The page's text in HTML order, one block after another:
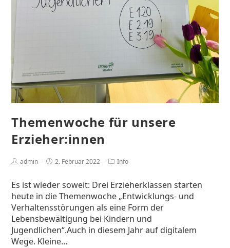
Themenwoche für unsere
Erzieher:innen
admin 2. Februar 2022 Info
Es ist wieder soweit: Drei Erzieherklassen starten
heute in die Themenwoche „Entwicklungs- und
Verhaltensstörungen als eine Form der
Lebensbewältigung bei Kindern und
Jugendlichen“.Auch in diesem Jahr auf digitalem
Wege. Kleine…